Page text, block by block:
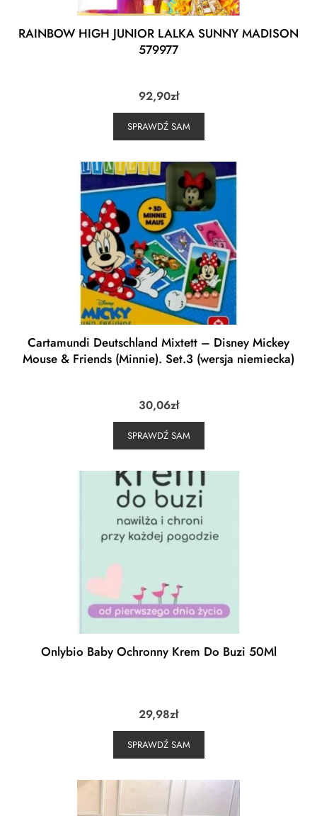
RAINBOW HIGH JUNIOR LALKA SUNNY MADISON
579977
92,90zł
SPRAWDŹ SAM
Cartamundi Deutschland Mixtett – Disney Mickey
Mouse & Friends (Minnie). Set.3 (wersja niemiecka)
30,06zł
SPRAWDŹ SAM
Onlybio Baby Ochronny Krem Do Buzi 50Ml
29,98zł
SPRAWDŹ SAM